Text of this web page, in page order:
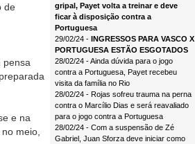
de
pensa
e na
meio,
gripal, Payet volta a treinar e deve
ficar à disposição contra a
Portuguesa
29/02/24 -
INGRESSOS PARA VASCO X
PORTUGUESA ESTÃO ESGOTADOS
28/02/24 - Ainda dúvida para o jogo
contra a Portuguesa, Payet recebeu
visita da família no Rio
28/02/24 - Rojas sofreu trauma na perna
contra o Marcílio Dias e será reavaliado
para o jogo contra a Portuguesa
28/02/24 - Com a suspensão de Zé
Gabriel, Juan Sforza deve iniciar como